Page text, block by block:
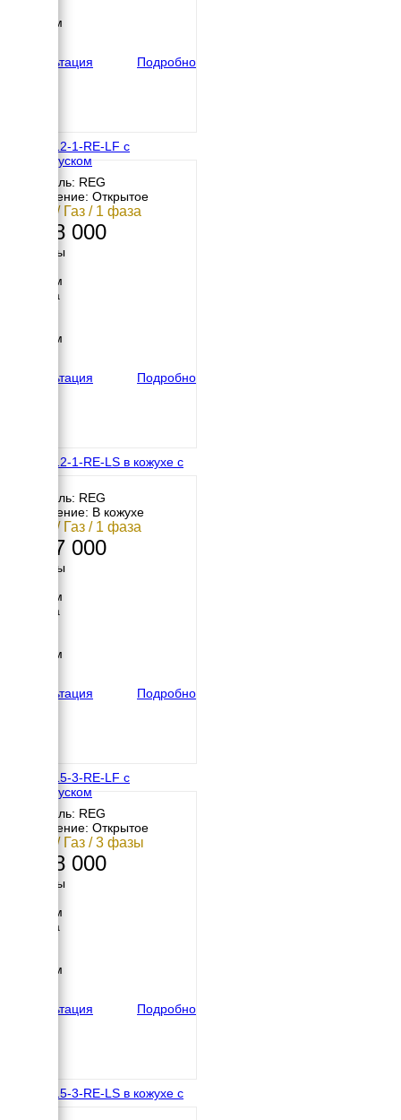
1250 мм
Консультация
Подробно
REG G12-1-RE-LF с
автозапуском
Двигатель: REG
Исполнение: Открытое
11 кВт / Газ / 1 фаза
1 058 000
Размеры
1450 мм
Ширина
1200 мм
Консультация
Подробно
REG G12-1-RE-LS в кожухе с
Двигатель: REG
Исполнение: В кожухе
11 кВт / Газ / 1 фаза
1 127 000
Размеры
1800 мм
Ширина
1250 мм
Консультация
Подробно
REG G15-3-RE-LF с
автозапуском
Двигатель: REG
Исполнение: Открытое
11 кВт / Газ / 3 фазы
1 138 000
Размеры
1450 мм
Ширина
1200 мм
Консультация
Подробно
REG G15-3-RE-LS в кожухе с